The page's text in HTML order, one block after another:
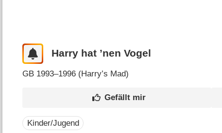
Harry hat ’nen Vogel
GB 1993–1996 (Harry’s Mad)
Kinder/Jugend